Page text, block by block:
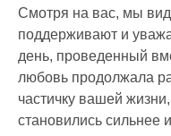
Смотря на вас, мы
поддерживают и
день, проведенный
любовь продолжала
частичку вашей
становились сильнее